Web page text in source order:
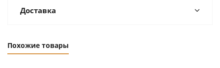
Доставка
Похожие товары